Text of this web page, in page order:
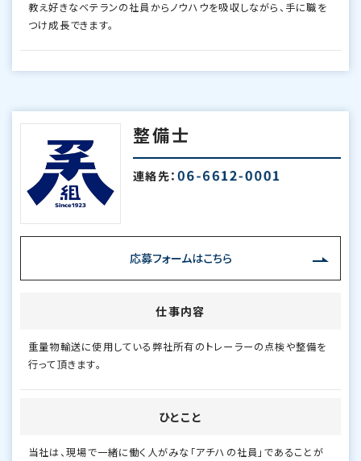
教え好きなベテランの社員からノウハウを吸収しながら、手に職を
つけ成長できます。
整備士
連絡先：
応募フォームはこちら
仕事内容
重量物輸送に使用している弊社所有のトレーラーの点検や整備を
行って頂きます。
ひとこと
当社は、現場で一緒に働く人がみな「アチハの社員」であることが